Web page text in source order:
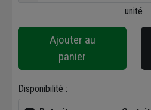
unité
Ajouter au
panier
Disponibilité :